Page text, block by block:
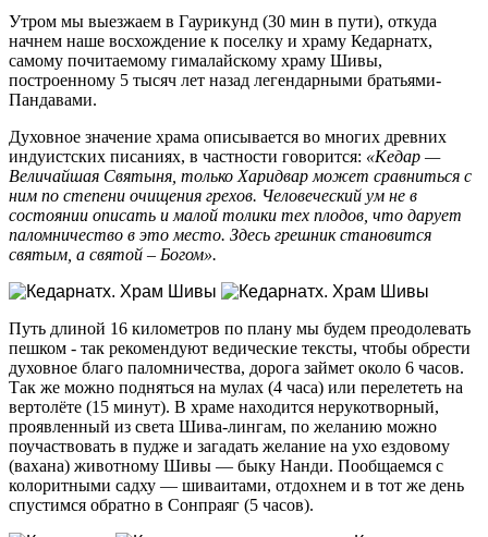
Утром мы выезжаем в Гаурикунд (30 мин в пути), откуда
начнем наше восхождение к поселку и храму Кедарнатх,
самому почитаемому гималайскому храму Шивы,
построенному 5 тысяч лет назад легендарными братьями-
Пандавами.
Духовное значение храма описывается во многих древних
индуистских писаниях, в частности говорится: «Кедар —
Величайшая Святыня, только Харидвар может сравниться с
ним по степени очищения грехов. Человеческий ум не в
состоянии описать и малой толики тех плодов, что дарует
паломничество в это место. Здесь грешник становится
святым, а святой – Богом».
Путь длиной 16 километров по плану мы будем преодолевать
пешком - так рекомендуют ведические тексты, чтобы обрести
духовное благо паломничества, дорога займет около 6 часов.
Так же можно подняться на мулах (4 часа) или перелететь на
вертолёте (15 минут). В храме находится нерукотворный,
проявленный из света Шива-лингам, по желанию можно
поучаствовать в пудже и загадать желание на ухо ездовому
(вахана) животному Шивы — быку Нанди. Пообщаемся с
колоритными садху — шиваитами, отдохнем и в тот же день
спустимся обратно в Сонпраяг (5 часов).